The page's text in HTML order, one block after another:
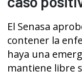
El Senasa
contener la
haya una
mantiene libre